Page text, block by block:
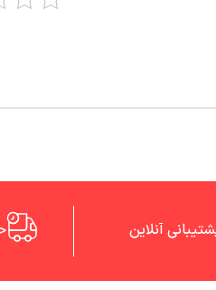
آنلاین